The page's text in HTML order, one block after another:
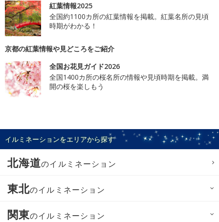
紅葉情報2025
全国約1100カ所の紅葉情報を掲載。紅葉名所の見頃
時期がわかる！
京都の紅葉情報や見どころをご紹介
全国お花見ガイド2026
全国1400カ所の桜名所の情報や見頃時期を掲載。満
開の桜を楽しもう
イルミネーションをエリアから探す
北海道のイルミネーション
東北のイルミネーション
関東のイルミネーション